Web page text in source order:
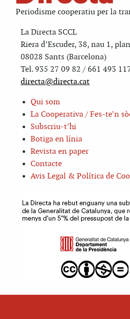
Periodisme cooperatiu per la
La Directa SCCL
Riera d’Escuder, 38, nau 1,
08028 Sants (Barcelona)
Tel. 935 27 09 82 / 661 493
directa@directa.cat
Qui som
La Cooperativa / Fes-te’n
Subscriu-t’hi
Botiga en línia
Revista en paper
Contacte
Avis Legal & Política de